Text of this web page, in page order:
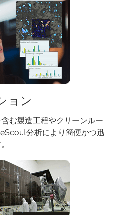
ョン
む製造工程やクリーンルー
分析により簡便かつ迅